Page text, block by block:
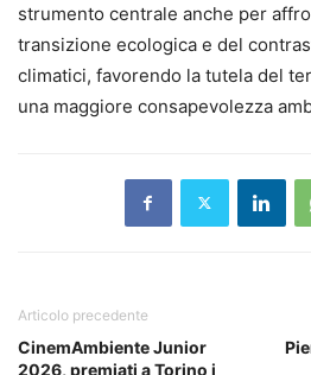
strumento centrale anche per
transizione ecologica e del
climatici, favorendo la tutela del
una maggiore consapevolezza
Articolo precedente
CinemAmbiente Junior
2026, premiati a Torino i